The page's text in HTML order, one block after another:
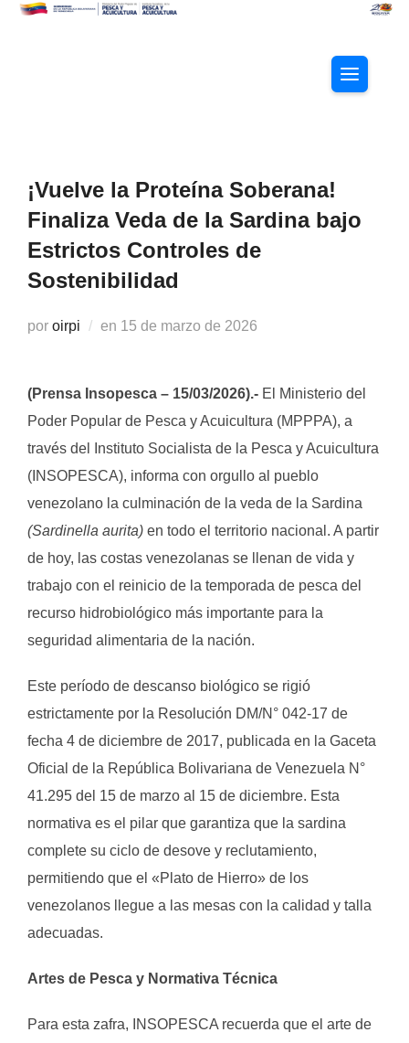
Saltar
¡Vuelve la Proteína Soberana!
Finaliza Veda de la Sardina bajo
Estrictos Controles de
Sostenibilidad
por oirpi en Publicado
15 de marzo de 2026
(Prensa Insopesca – 15/03/2026).- El Ministerio del
Poder Popular de Pesca y Acuicultura (MPPPA), a
través del Instituto Socialista de la Pesca y Acuicultura
(INSOPESCA), informa con orgullo al pueblo
venezolano la culminación de la veda de la Sardina
(Sardinella aurita) en todo el territorio nacional. A partir
de hoy, las costas venezolanas se llenan de vida y
trabajo con el reinicio de la temporada de pesca del
recurso hidrobiológico más importante para la
seguridad alimentaria de la nación.
Este período de descanso biológico se rigió
estrictamente por la Resolución DM/N° 042-17 de
fecha 4 de diciembre de 2017, publicada en la Gaceta
Oficial de la República Bolivariana de Venezuela N°
41.295 del 15 de marzo al 15 de diciembre. Esta
normativa es el pilar que garantiza que la sardina
complete su ciclo de desove y reclutamiento,
permitiendo que el «Plato de Hierro» de los
venezolanos llegue a las mesas con la calidad y talla
adecuadas.
Artes de Pesca y Normativa Técnica
Para esta zafra, INSOPESCA recuerda que el arte de